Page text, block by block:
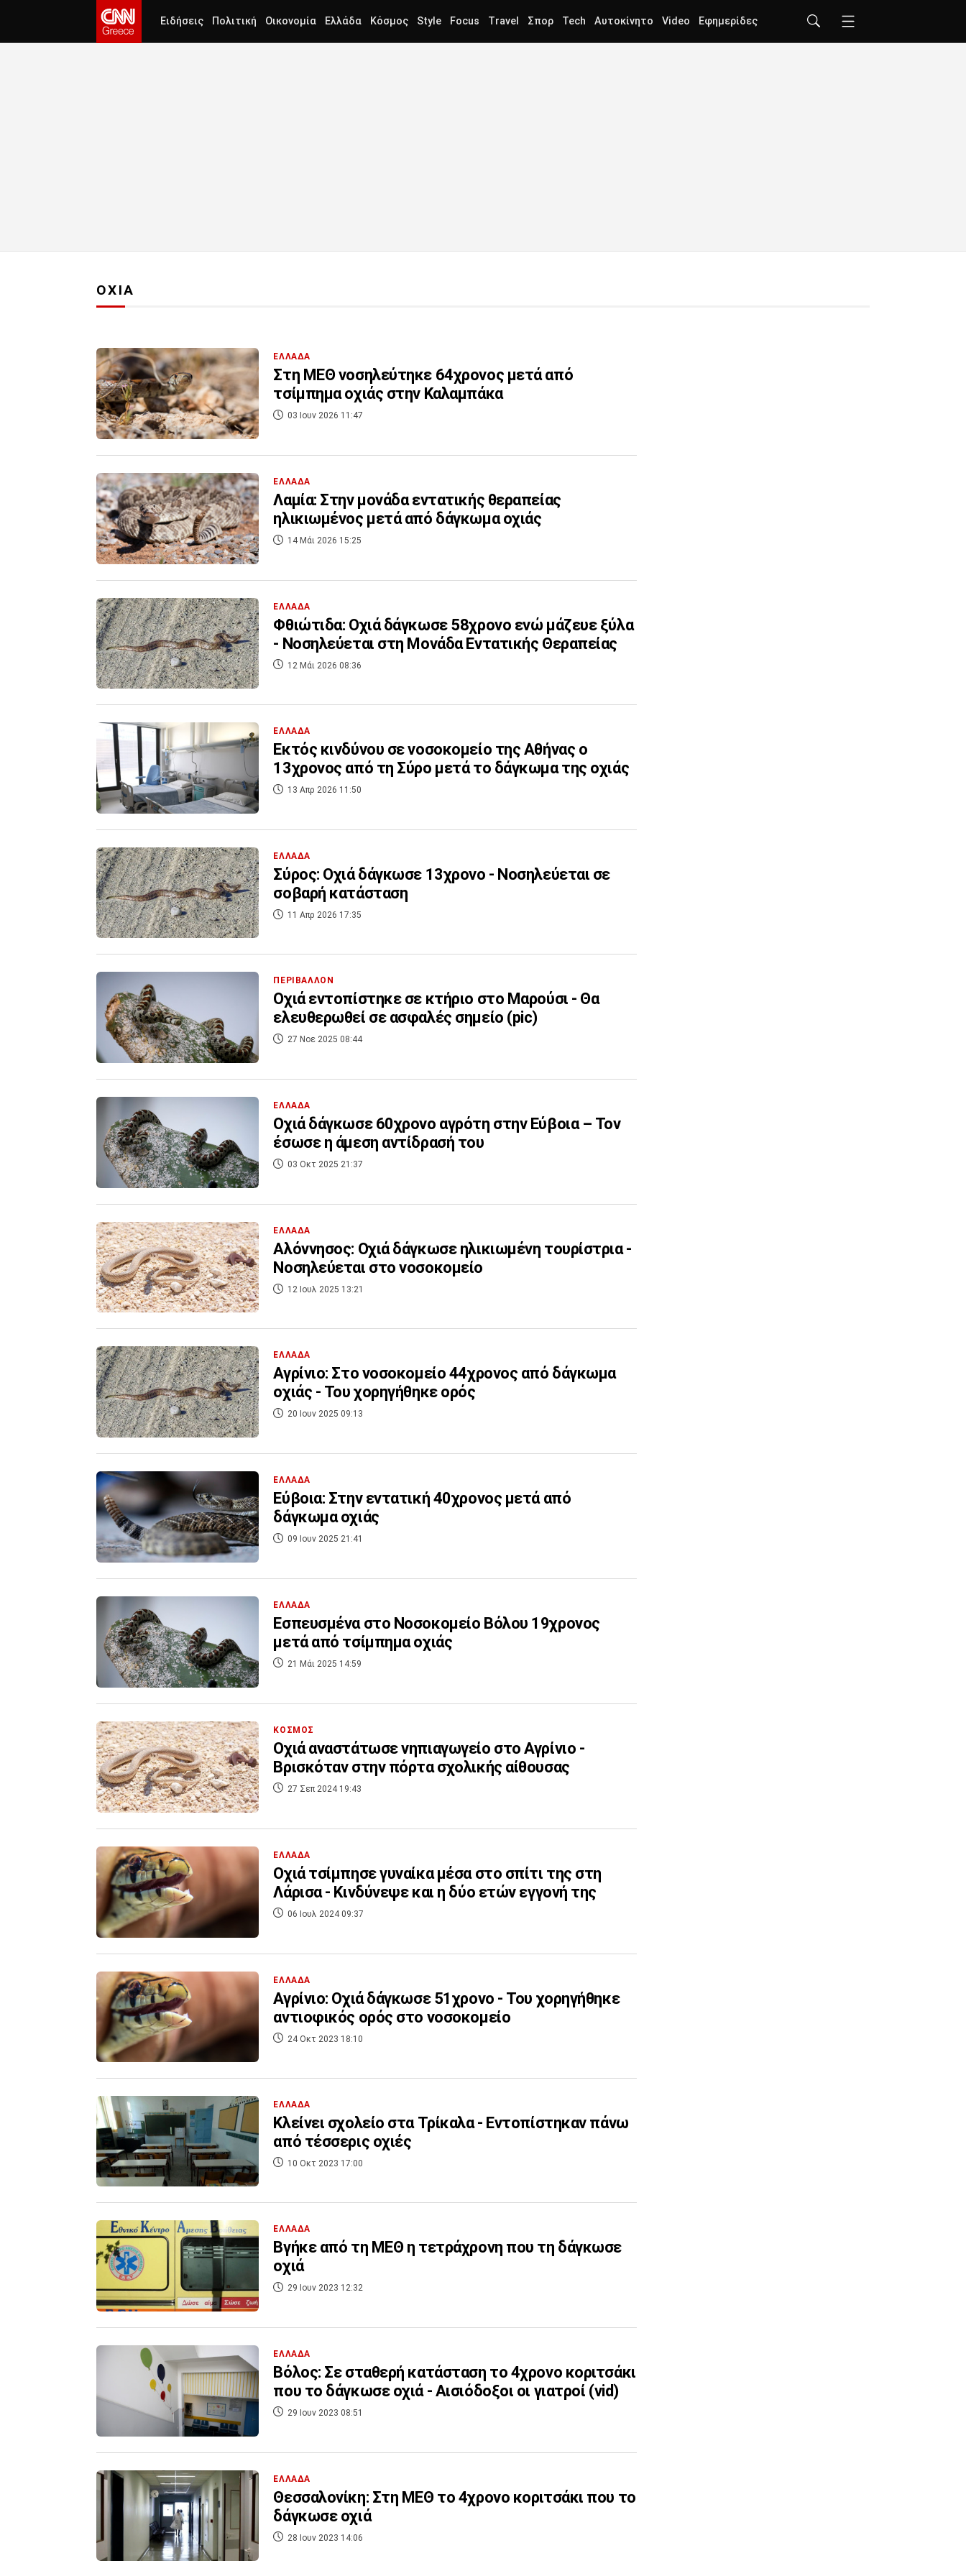
Ειδήσεις Πολιτική Οικονομία Ελλάδα Κόσμος Style Focus Travel Σπορ Tech Αυτοκίνητο Video Εφημερίδες
ΟΧΙΑ
ΕΛΛΑΔΑ
Στη ΜΕΘ νοσηλεύτηκε 64χρονος μετά από
τσίμπημα οχιάς στην Καλαμπάκα
03 Ιουν 2026 11:47
ΕΛΛΑΔΑ
Λαμία: Στην μονάδα εντατικής θεραπείας
ηλικιωμένος μετά από δάγκωμα οχιάς
14 Μάι 2026 15:25
ΕΛΛΑΔΑ
Φθιώτιδα: Οχιά δάγκωσε 58χρονο ενώ μάζευε ξύλα
- Νοσηλεύεται στη Μονάδα Εντατικής Θεραπείας
12 Μάι 2026 08:36
ΕΛΛΑΔΑ
Εκτός κινδύνου σε νοσοκομείο της Αθήνας ο
13χρονος από τη Σύρο μετά το δάγκωμα της οχιάς
13 Απρ 2026 11:50
ΕΛΛΑΔΑ
Σύρος: Οχιά δάγκωσε 13χρονο - Νοσηλεύεται σε
σοβαρή κατάσταση
11 Απρ 2026 17:35
ΠΕΡΙΒΑΛΛΟΝ
Οχιά εντοπίστηκε σε κτήριο στο Μαρούσι - Θα
ελευθερωθεί σε ασφαλές σημείο (pic)
27 Νοε 2025 08:44
ΕΛΛΑΔΑ
Οχιά δάγκωσε 60χρονο αγρότη στην Εύβοια – Τον
έσωσε η άμεση αντίδρασή του
03 Οκτ 2025 21:37
ΕΛΛΑΔΑ
Αλόννησος: Οχιά δάγκωσε ηλικιωμένη τουρίστρια -
Νοσηλεύεται στο νοσοκομείο
12 Ιουλ 2025 13:21
ΕΛΛΑΔΑ
Αγρίνιο: Στο νοσοκομείο 44χρονος από δάγκωμα
οχιάς - Του χορηγήθηκε ορός
20 Ιουν 2025 09:13
ΕΛΛΑΔΑ
Εύβοια: Στην εντατική 40χρονος μετά από
δάγκωμα οχιάς
09 Ιουν 2025 21:41
ΕΛΛΑΔΑ
Εσπευσμένα στο Νοσοκομείο Βόλου 19χρονος
μετά από τσίμπημα οχιάς
21 Μάι 2025 14:59
ΚΟΣΜΟΣ
Οχιά αναστάτωσε νηπιαγωγείο στο Αγρίνιο -
Βρισκόταν στην πόρτα σχολικής αίθουσας
27 Σεπ 2024 19:43
ΕΛΛΑΔΑ
Οχιά τσίμπησε γυναίκα μέσα στο σπίτι της στη
Λάρισα - Κινδύνεψε και η δύο ετών εγγονή της
06 Ιουλ 2024 09:37
ΕΛΛΑΔΑ
Αγρίνιο: Οχιά δάγκωσε 51χρονο - Του χορηγήθηκε
αντιοφικός ορός στο νοσοκομείο
24 Οκτ 2023 18:10
ΕΛΛΑΔΑ
Κλείνει σχολείο στα Τρίκαλα - Εντοπίστηκαν πάνω
από τέσσερις οχιές
10 Οκτ 2023 17:00
ΕΛΛΑΔΑ
Βγήκε από τη ΜΕΘ η τετράχρονη που τη δάγκωσε
οχιά
29 Ιουν 2023 12:32
ΕΛΛΑΔΑ
Βόλος: Σε σταθερή κατάσταση το 4χρονο κοριτσάκι
που το δάγκωσε οχιά - Αισιόδοξοι οι γιατροί (vid)
29 Ιουν 2023 08:51
ΕΛΛΑΔΑ
Θεσσαλονίκη: Στη ΜΕΘ το 4χρονο κοριτσάκι που το
δάγκωσε οχιά
28 Ιουν 2023 14:06